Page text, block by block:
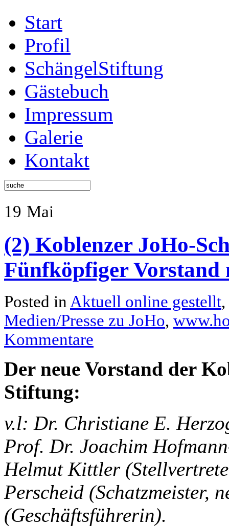
Start
Profil
SchängelStiftung
Gästebuch
Impressum
Galerie
Kontakt
19 Mai
(2) Koblenzer JoHo-
Fünfköpfiger Vorstand
Posted inAktuell online gestellt,
Medien/Presse zu JoHo,
Kommentare
Der neue Vorstand der
Stiftung:
v.l: Dr. Christiane E.
Prof. Dr. Joachim
Helmut Kittler
Perscheid (Schatzmeister,
(Geschäftsführerin).